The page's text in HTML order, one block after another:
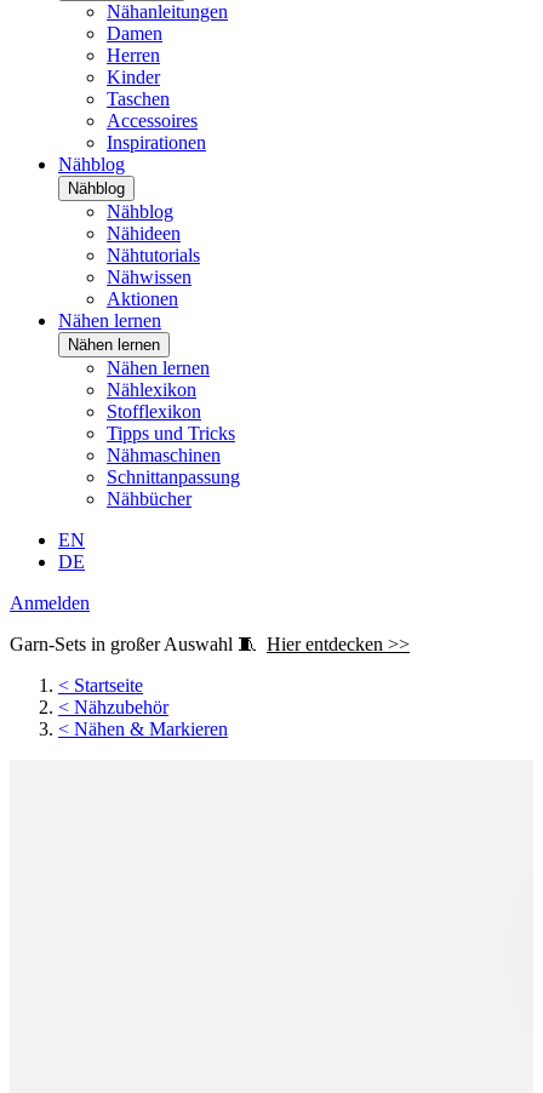
Nähanleitungen
Damen
Herren
Kinder
Taschen
Accessoires
Inspirationen
Nähblog
Nähblog
Nähblog
Nähideen
Nähtutorials
Nähwissen
Aktionen
Nähen lernen
Nähen lernen
Nähen lernen
Nählexikon
Stofflexikon
Tipps und Tricks
Nähmaschinen
Schnittanpassung
Nähbücher
EN
DE
Anmelden
Garn-Sets in großer Auswahl 🧵 Hier entdecken >>
< Startseite
< Nähzubehör
< Nähen & Markieren